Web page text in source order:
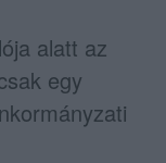
alatt az
egy